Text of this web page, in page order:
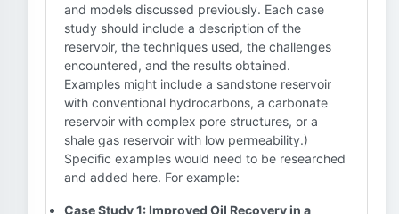
and models discussed previously. Each case
study should include a description of the
reservoir, the techniques used, the challenges
encountered, and the results obtained.
Examples might include a sandstone reservoir
with conventional hydrocarbons, a carbonate
reservoir with complex pore structures, or a
shale gas reservoir with low permeability.)
Specific examples would need to be researched
and added here. For example:
Case Study 1: Improved Oil Recovery in a